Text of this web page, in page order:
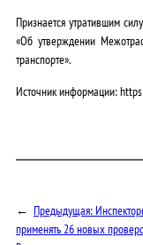
Признается утратившим
«Об утверждении
транспорте».
Источник информации:
← Предыдущая:
применять 26 новых